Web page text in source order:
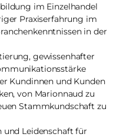
im Einzelhandel
Praxiserfahrung im
in der
gewissenhafter
Kundinnen und Kunden
von Marionnaud zu
Stammkundschaft zu
Leidenschaft für